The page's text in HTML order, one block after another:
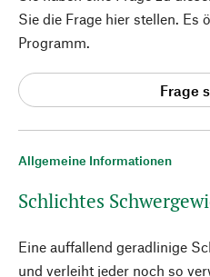
Allgemeine Informationen
Schlichtes
Eine auffallend geradlinige
und verleiht jeder noch so
Sie die Frage hier stellen. Es
Programm.
Frage